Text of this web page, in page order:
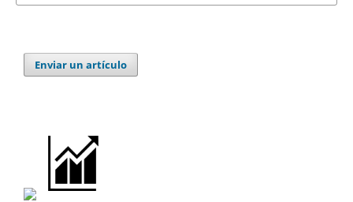
Enviar un artículo